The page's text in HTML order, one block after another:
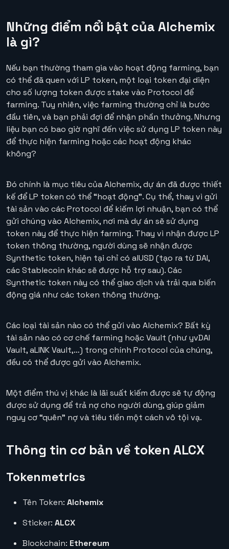
Những điểm nổi bật của Alchemix
là gì?
Nếu bạn thường tham gia vào hoạt động farming, bạn
có thể đã quen với LP token, một loại token đại diện
cho số lượng token được stake vào Protocol để
farming. Tuy nhiên, việc farming thường chỉ là bước
đầu tiên, và bạn phải đợi để nhận phần thưởng. Nhưng
liệu bạn có bao giờ nghĩ đến việc sử dụng LP token này
để thực hiện farming hoặc các hoạt động khác
không?
Đó chính là mục tiêu của Alchemix, dự án đã được thiết
kế để LP token có thể “hoạt động”. Cụ thể, thay vì gửi
tài sản vào các Protocol để kiếm lợi nhuận, bạn có thể
gửi chúng vào Alchemix, nơi mà dự án sẽ sử dụng
token này để thực hiện farming. Thay vì nhận được LP
token thông thường, người dùng sẽ nhận được
Synthetic token, hiện tại chỉ có alUSD (tạo ra từ DAI,
các Stablecoin khác sẽ được hỗ trợ sau). Các
Synthetic token này có thể giao dịch và trải qua biến
động giá như các token thông thường.
Các loại tài sản nào có thể gửi vào Alchemix? Bất kỳ
tài sản nào có cơ chế farming hoặc Vault (như yvDAI
Vault, aLINK Vault,…) trong chính Protocol của chúng,
đều có thể được gửi vào Alchemix.
Một điểm thú vị khác là lãi suất kiếm được sẽ tự động
được sử dụng để trả nợ cho người dùng, giúp giảm
nguy cơ “quên” nợ và tiêu tiền một cách vô tội vạ.
Thông tin cơ bản về token ALCX
Tokenmetrics
Tên Token: Alchemix
Sticker: ALCX
Blockchain: Ethereum